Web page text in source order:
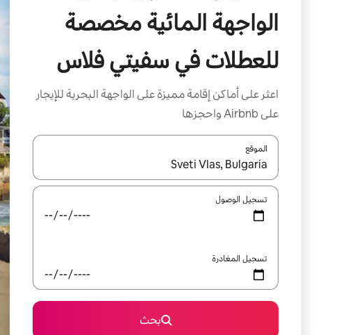
الواجهة المائية مخصصة
للعطلات في سفيتي فلاس
اعثر على أماكن إقامة مميزة على الواجهة البحرية للإيجار
على Airbnb واحجزها
الموقع
عند توفر النتائج، انتقل باستخدام السهمين لأعلى ولأسفل أو
تسجيل الوصول
تسجيل المغادرة
بحث